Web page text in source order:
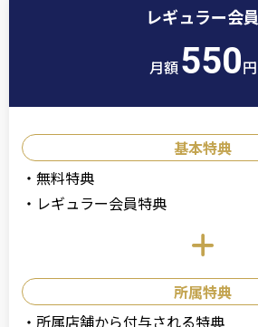
レギュラー会員
月額550円
基本特典
・ 無料特典
・ レギュラー会員特典
所属特典
・ 所属店舗から付与される特典